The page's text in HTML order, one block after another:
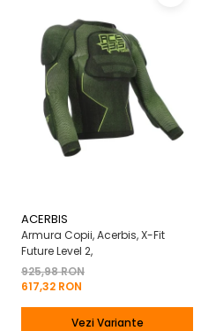
ACERBIS
Armura Copii, Acerbis, X-Fit
Future Level 2,
925,98 RON
617,32 RON
Vezi Variante